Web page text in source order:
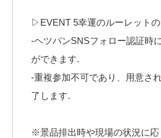
▷EVENT 5幸運のルーレットの
-ヘツパンSNSフォロー認証時
ができます.⠀
-重複参加不可であり、用意さ
了します.⠀
※景品排出時や現場の状況に応